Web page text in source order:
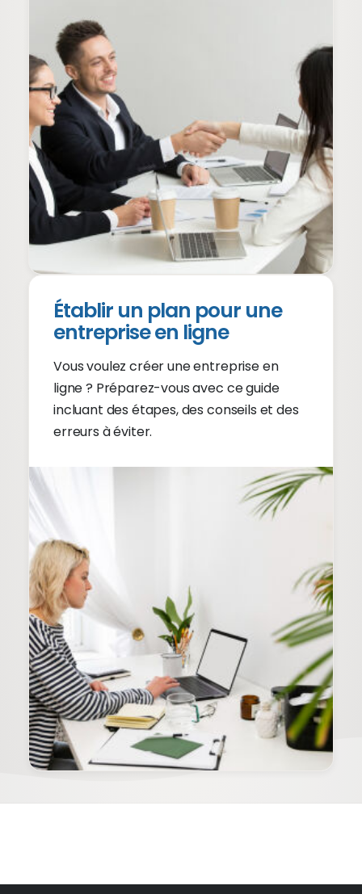
Établir un plan pour une
entreprise en ligne
Vous voulez créer une entreprise en
ligne ? Préparez-vous avec ce guide
incluant des étapes, des conseils et des
erreurs à éviter.